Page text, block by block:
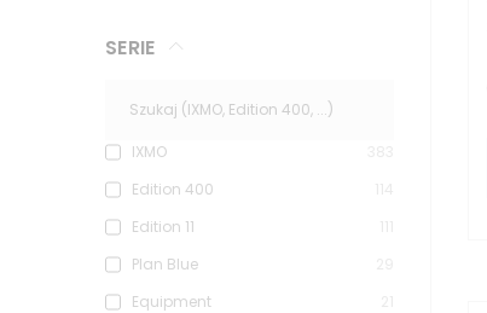
SERIE
IXMO
Edition 400
Edition 11
Plan Blue
Equipment